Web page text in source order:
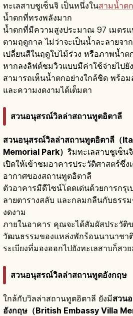
ทะเลสาบชูเซ็นจิ เป็นหนึ่งในสามน้ำต
น้ำตกที่ทรงพลังมาก
น้ำตกที่มีความสูงประมาณ 97 เมตร
ตามฤดูกาล ไม่ว่าจะเป็นน้ำละลายจา
เปลี่ยนสีในฤดูใบไม้ร่วง หรือภาพน้ำ
หากลงลิฟต์ชมวิวแบบมีค่าใช้จ่ายไป
สามารถเห็นน้ำตกอย่างใกล้ชิด พร้อ
และความงดงามได้เต็มตา
สวนอนุสรณ์วิลล่าสถานทูตอิตาลี
สวนอนุสรณ์วิลล่าสถานทูตอิตาลี（
Memorial Park） ริมทะเลสาบชูเซ็
เปิดให้เข้าชมอาคารประวัติศาสตร์ซึ่ง
อากาศของสถานทูตอิตาลี
ตัวอาคารมีดีไซน์โดดเด่นด้วยการกรุ
ลายตารางสลับ และกลมกลืนกับธรร
งดงาม
ภายในอาคาร คุณจะได้สัมผัสประวัติ
วัฒนธรรมของแหล่งพักร้อนนานาชา
ระเบียงที่มองออกไปยังทะเลสาบก็สว
สวนอนุสรณ์วิลล่าสถานทูตอังกฤษ
ใกล้กับวิลล่าสถานทูตอิตาลี ยังมีสวน
อังกฤษ（British Embassy Villa